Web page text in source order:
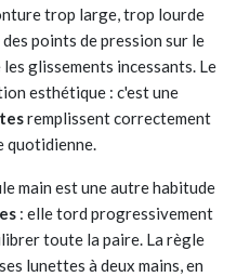
trop large, trop lourde
points de pression sur le
glissements incessants. Le
esthétique : c'est une
remplissent correctement
quotidienne.
main est une autre habitude
: elle tord progressivement
toute la paire. La règle
lunettes à deux mains, en